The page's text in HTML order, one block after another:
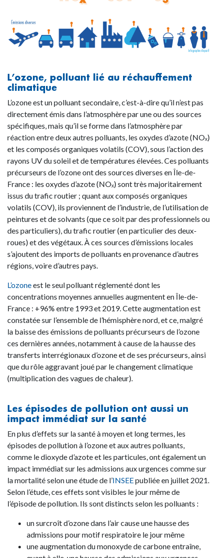
L’ozone, polluant lié au réchauffement
climatique
L’ozone est un polluant secondaire, c’est-à-dire qu’il n’est pas
directement émis dans l’atmosphère par une ou des sources
spécifiques, mais qu’il se forme dans l’atmosphère par
réaction entre deux autres polluants, les oxydes d’azote (NOₓ)
et les composés organiques volatils (COV), sous l’action des
rayons UV du soleil et de températures élevées. Ces polluants
précurseurs de l’ozone ont des sources diverses en Île-de-
France : les oxydes d’azote (NOₓ) sont très majoritairement
issus du trafic routier ; quant aux composés organiques
volatils (COV), ils proviennent de l’industrie, de l’utilisation de
peintures et de solvants (que ce soit par des professionnels ou
des particuliers), du trafic routier (en particulier des deux-
roues) et des végétaux. À ces sources d’émissions locales
s’ajoutent des imports de polluants en provenance d’autres
régions, voire d’autres pays.
L’ozoneest le seul polluant réglementé dont les
concentrations moyennes annuelles augmentent en Île-de-
France : +96% entre 1993 et 2019. Cette augmentation est
constatée sur l’ensemble de l’hémisphère nord, et ce, malgré
la baisse des émissions de polluants précurseurs de l’ozone
ces dernières années, notamment à cause de la hausse des
transferts interrégionaux d’ozone et de ses précurseurs, ainsi
que du rôle aggravant joué par le changement climatique
(multiplication des vagues de chaleur).
Les épisodes de pollution ont aussi un
impact immédiat sur la santé
En plus d’effets sur la santé à moyen et long termes, les
épisodes de pollution à l’ozone et aux autres polluants,
comme le dioxyde d’azote et les particules, ont également un
impact immédiat sur les admissions aux urgences comme sur
la mortalité selon une étude de l’INSEEpubliée en juillet 2021.
Selon l’étude, ces effets sont visibles le jour même de
l’épisode de pollution. Ils sont distincts selon les polluants :
un surcroît d’ozone dans l’air cause une hausse des
admissions pour motif respiratoire le jour même
une augmentation du monoxyde de carbone entraîne,